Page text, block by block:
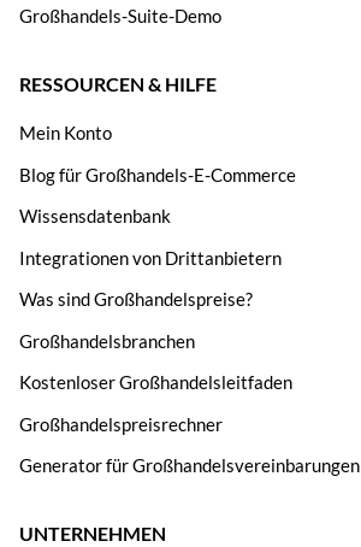
Großhandels-Suite-Demo
RESSOURCEN & HILFE
Mein Konto
Blog für Großhandels-E-Commerce
Wissensdatenbank
Integrationen von Drittanbietern
Was sind Großhandelspreise?
Großhandelsbranchen
Kostenloser Großhandelsleitfaden
Großhandelspreisrechner
Generator für Großhandelsvereinbarungen
UNTERNEHMEN